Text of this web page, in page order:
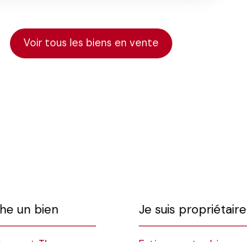
Voir tous les biens en vente
un bien Je suis propriétaire